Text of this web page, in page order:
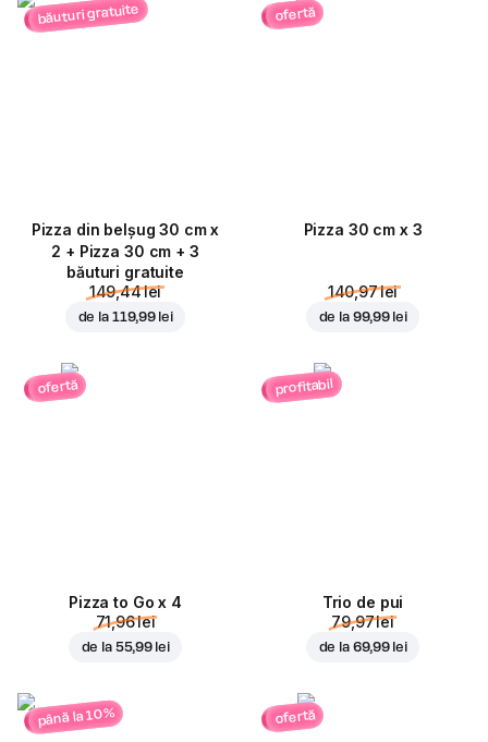
băuturi gratuite
Pizza din belșug 30 cm x
2 + Pizza 30 cm + 3
băuturi gratuite
149,44 lei
de la 119,99 lei
ofertă
Pizza 30 cm x 3
140,97 lei
de la 99,99 lei
ofertă
Pizza to Go x 4
71,96 lei
de la 55,99 lei
profitabil
Trio de pui
79,97 lei
de la 69,99 lei
până la 10% ofertă